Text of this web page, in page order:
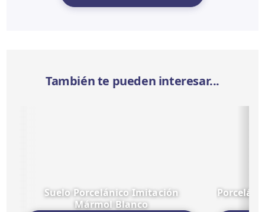
También te pueden interesar...
Suelo Porcelánico Imitación
Mármol Blanco